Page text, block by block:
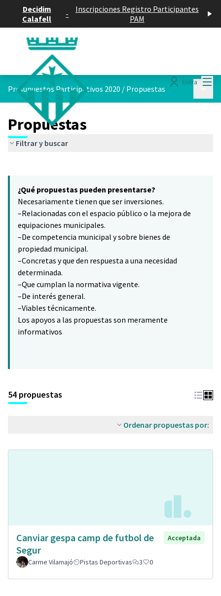
Decidim
Calafell
-
Inscripciones Registro Participantes
PAM
Entra
Presupuestos Participativos 2020 / Propuestas
Propuestas
Filtrar y buscar
−
¿Qué propuestas pueden presentarse?
Necesariamente tienen que ser inversiones.
–Relacionadas con el espacio público o la mejora de
equipaciones municipales.
–De competencia municipal y sobre bienes de
propiedad municipal.
–Concretas y que den respuesta a una necesidad
determinada.
–Que cumplan la normativa vigente.
–De interés general.
–Viables técnicamente.
Los apoyos a las propuestas son meramente
informativos
54 propuestas
Ordenar propuestas por:
Canviar gespa camp de futbol de
Segur
Acceptada
Carme Vilamajó Pistas Deportivas 3 0